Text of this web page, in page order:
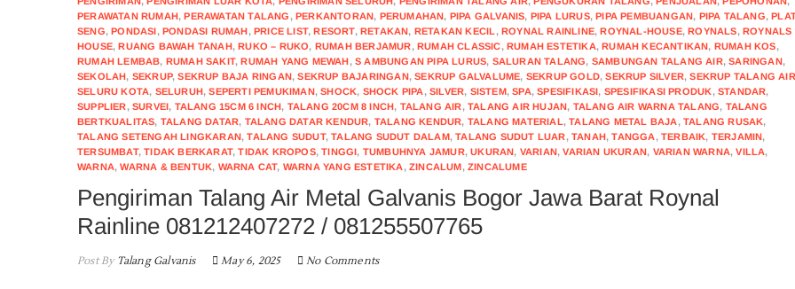
PERAWATAN RUMAH,PERAWATAN TALANG ,PERKANTORAN, PERUMAHAN, PIPA GALVANIS, PIPA LURUS,PIPA PEMBUANGAN, PIPA TALANG,
SENG,PONDASI,PONDASI RUMAH,PRICE LIST,RESORT,RETAKAN, RETAKAN KECIL , ROYNAL RAINLINE,ROYNAL-HOUSE,ROYNALS, ROYNALS
HOUSE,RUANG BAWAH TANAH,RUKO – RUKO, RUMAH BERJAMUR,RUMAH CLASSIC,RUMAH ESTETIKA,RUMAH KECANTIKAN, RUMAH KOS,
RUMAH LEMBAB, RUMAH SAKIT,RUMAH YANG MEWAH,S AMBUNGAN PIPA LURUS, SALURAN TALANG, SAMBUNGAN TALANG AIR,SARINGAN,
SEKOLAH, SEKRUP,SEKRUP BAJA RINGAN,SEKRUP BAJARINGAN,SEKRUP GALVALUME, SEKRUP GOLD,SEKRUP SILVER,SEKRUP TALANG AIR
SELURU KOTA, SELURUH,SEPERTI PEMUKIMAN,SHOCK, SHOCK PIPA,SILVER, SISTEM,SPA,SPESIFIKASI, SPESIFIKASI PRODUK, STANDAR,
SUPPLIER,SURVEI, TALANG 15CM 6 INCH, TALANG 20CM 8 INCH, TALANG AIR,TALANG AIR HUJAN, TALANG AIR WARNA TALANG, TALANG
BERTKUALITAS, TALANG DATAR, TALANG DATAR KENDUR, TALANG KENDUR, TALANG MATERIAL,TALANG METAL BAJA,TALANG RUSAK,
TALANG SETENGAH LINGKARAN,TALANG SUDUT,TALANG SUDUT DALAM,TALANG SUDUT LUAR,TANAH,TANGGA,TERBAIK, TERJAMIN,
TERSUMBAT,TIDAK BERKARAT,TIDAK KROPOS,TINGGI, TUMBUHNYA JAMUR,UKURAN, VARIAN,VARIAN UKURAN, VARIAN WARNA,VILLA,
WARNA,WARNA & BENTUK, WARNA CAT, WARNA YANG ESTETIKA,ZINCALUM,ZINCALUME
Pengiriman Talang Air Metal Galvanis Bogor Jawa Barat Roynal
Rainline 081212407272 / 081255507765
Post ByTalang Galvanis May 6, 2025 No Comments